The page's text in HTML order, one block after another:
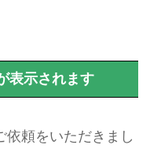
表示されます
依頼をいただきまし